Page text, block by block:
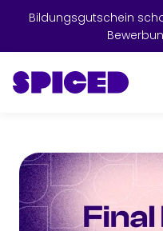
Bildungsgutschein